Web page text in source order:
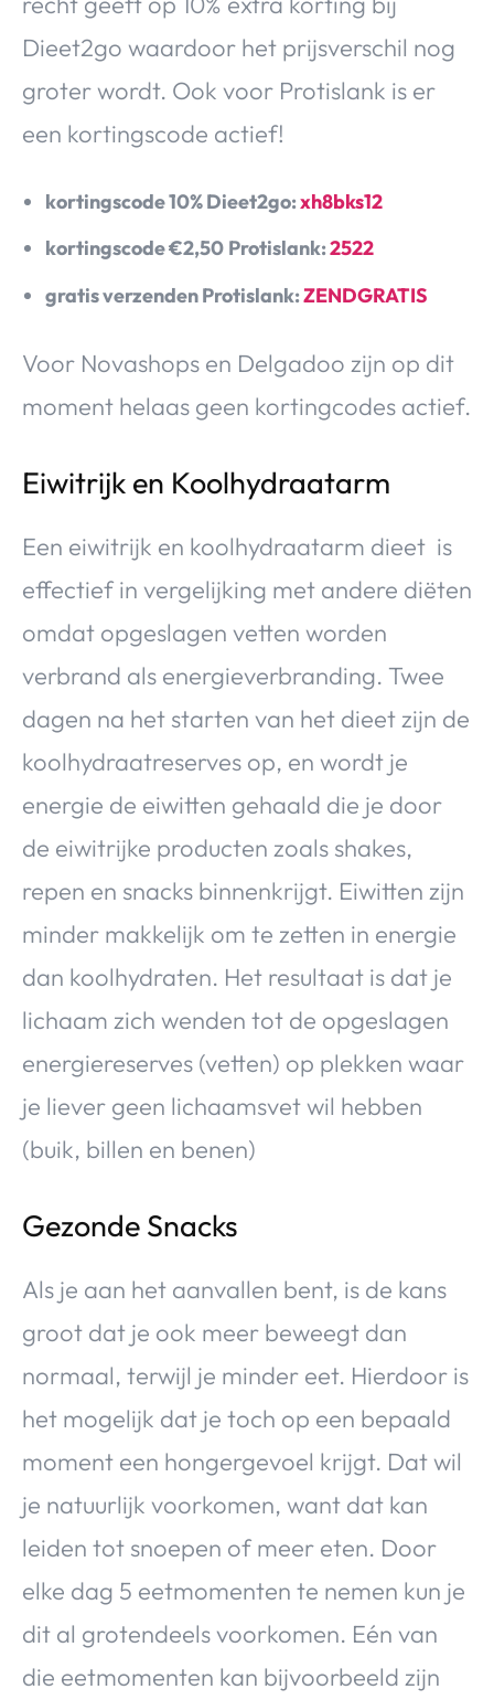
Dieet2go waardoor het prijsverschil nog
groter wordt. Ook voor Protislank is er
een kortingscode actief!
kortingscode 10% Dieet2go:xh8bks12
kortingscode €2,50 Protislank:2522
gratis verzenden Protislank:ZENDGRATIS
Voor Novashops en Delgadoo zijn op dit
moment helaas geen kortingcodes actief.
Eiwitrijk en Koolhydraatarm
Een eiwitrijk en koolhydraatarm dieet is
effectief in vergelijking met andere diëten
omdat opgeslagen vetten worden
verbrand als energieverbranding. Twee
dagen na het starten van het dieet zijn de
koolhydraatreserves op, en wordt je
energie de eiwitten gehaald die je door
de eiwitrijke producten zoals shakes,
repen en snacks binnenkrijgt. Eiwitten zijn
minder makkelijk om te zetten in energie
dan koolhydraten. Het resultaat is dat je
lichaam zich wenden tot de opgeslagen
energiereserves (vetten) op plekken waar
je liever geen lichaamsvet wil hebben
(buik, billen en benen)
Gezonde Snacks
Als je aan het aanvallen bent, is de kans
groot dat je ook meer beweegt dan
normaal, terwijl je minder eet. Hierdoor is
het mogelijk dat je toch op een bepaald
moment een hongergevoel krijgt. Dat wil
je natuurlijk voorkomen, want dat kan
leiden tot snoepen of meer eten. Door
elke dag 5 eetmomenten te nemen kun je
dit al grotendeels voorkomen. Eén van
die eetmomenten kan bijvoorbeeld zijn